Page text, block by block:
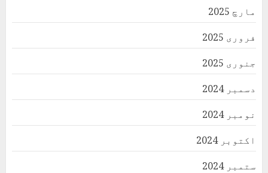
مارچ 2025
فروری 2025
جنوری 2025
دسمبر 2024
نومبر 2024
اکتوبر 2024
ستمبر 2024